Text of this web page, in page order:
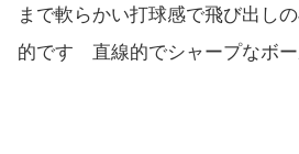
まで軟らかい打球感で飛び出し
的です 直線的でシャープなボ